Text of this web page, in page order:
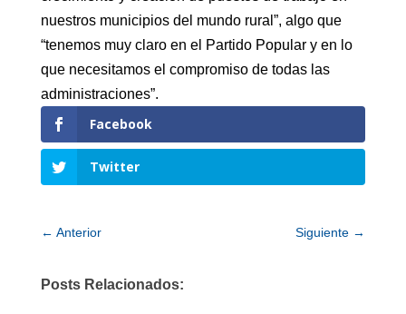
nuestros municipios del mundo rural”, algo que
“tenemos muy claro en el Partido Popular y en lo
que necesitamos el compromiso de todas las
administraciones”.
Facebook
Twitter
← Anterior Siguiente →
Posts Relacionados: